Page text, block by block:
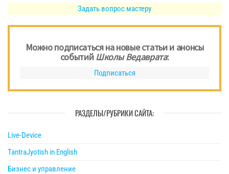
записей
Задать вопрос мастеру
Можно подписаться на новые статьи и анонсы
событийШколы Ведаврата:
Подписаться
РАЗДЕЛЫ/РУБРИКИ САЙТА:
Live-Device
TantraJyotish in English
Бизнес и управление